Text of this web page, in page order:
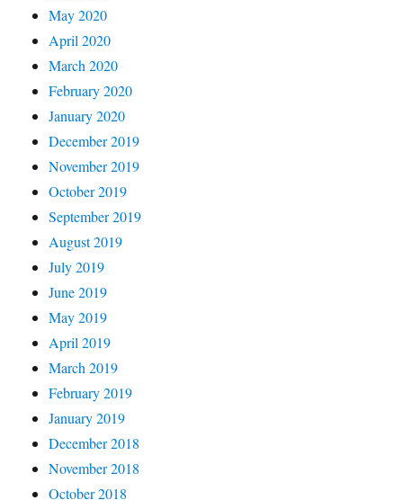
May 2020
April 2020
March 2020
February 2020
January 2020
December 2019
November 2019
October 2019
September 2019
August 2019
July 2019
June 2019
May 2019
April 2019
March 2019
February 2019
January 2019
December 2018
November 2018
October 2018